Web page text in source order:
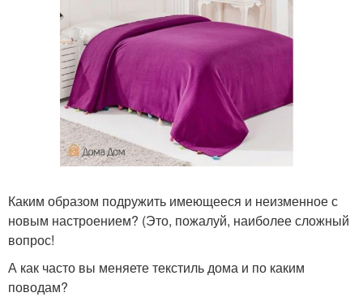
Каким образом подружить имеющееся и неизменное с
новым настроением? (Это, пожалуй, наиболее сложный
вопрос!
А как часто вы меняете текстиль дома и по каким
поводам?